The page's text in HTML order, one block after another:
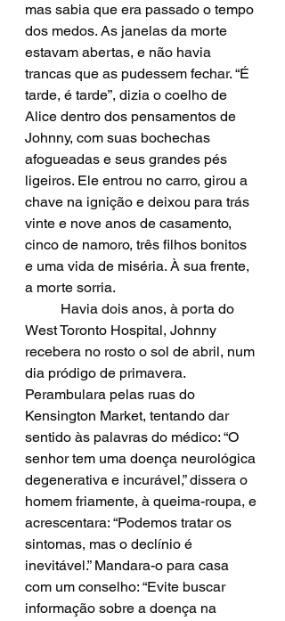
mas sabia que era passado o tempo
dos medos. As janelas da morte
estavam abertas, e não havia
trancas que as pudessem fechar. “É
tarde, é tarde”, dizia o coelho de
Alice dentro dos pensamentos de
Johnny, com suas bochechas
afogueadas e seus grandes pés
ligeiros. Ele entrou no carro, girou a
chave na ignição e deixou para trás
vinte e nove anos de casamento,
cinco de namoro, três filhos bonitos
e uma vida de miséria. À sua frente,
a morte sorria.
West Toronto Hospital, Johnny
recebera no rosto o sol de abril, num
dia pródigo de primavera.
Perambulara pelas ruas do
Kensington Market, tentando dar
sentido às palavras do médico: “O
senhor tem uma doença neurológica
degenerativa e incurável,” dissera o
homem friamente, à queima-roupa, e
acrescentara: “Podemos tratar os
sintomas, mas o declínio é
inevitável.” Mandara-o para casa
com um conselho: “Evite buscar
informação sobre a doença na